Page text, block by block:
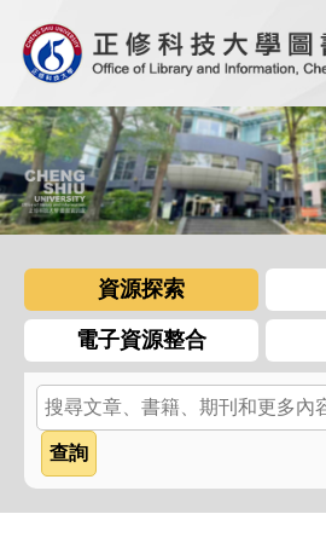
到
主
要
內
容
區
資源探索
電子資源整合